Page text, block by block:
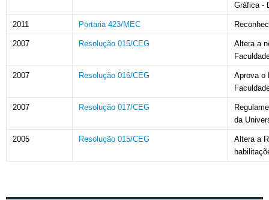
Gráfica -
2011 Portaria 423/MEC
2007 Resolução 015/CEG
Altera a
2007 Resolução 016/CEG
Aprova o
2007 Resolução 017/CEG
da
2005 Resolução 015/CEG
Altera a